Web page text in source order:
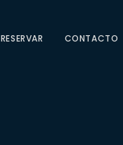
RESERVAR CONTACTO